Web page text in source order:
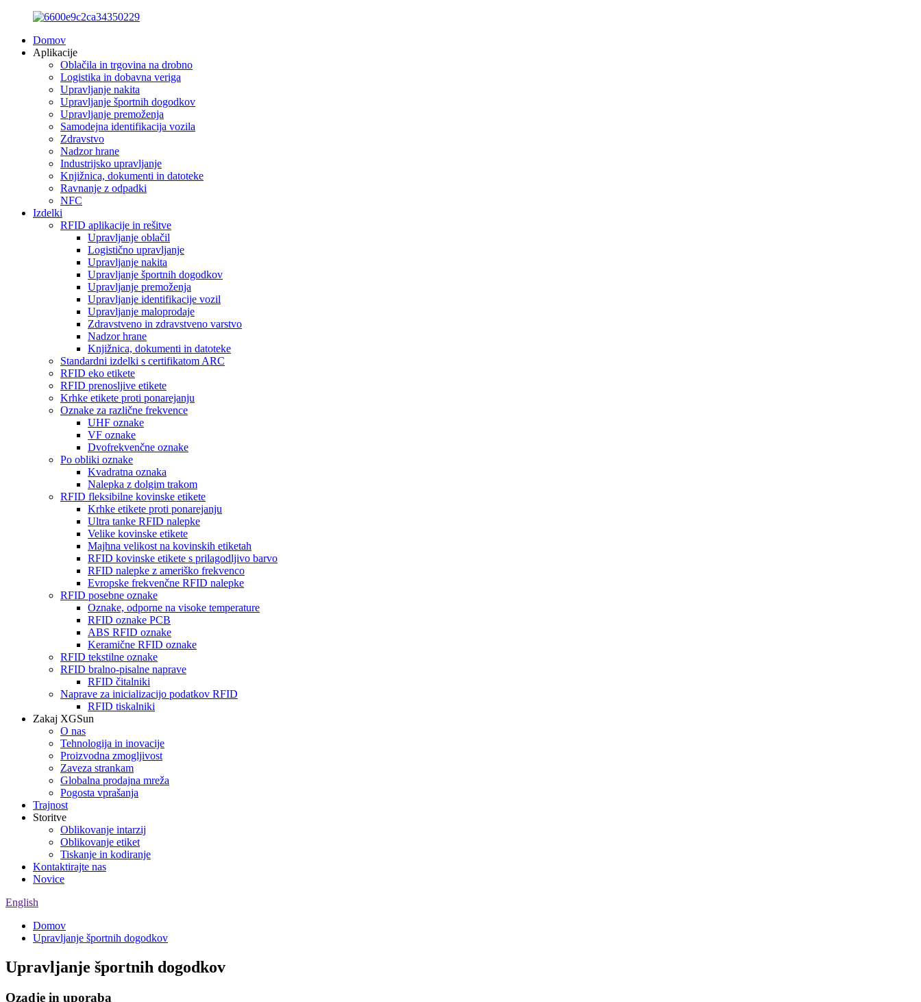
Domov
Aplikacije
Oblačila in trgovina na drobno
Logistika in dobavna veriga
Upravljanje nakita
Upravljanje športnih dogodkov
Upravljanje premoženja
Samodejna identifikacija vozila
Zdravstvo
Nadzor hrane
Industrijsko upravljanje
Knjižnica, dokumenti in datoteke
Ravnanje z odpadki
NFC
Izdelki
RFID aplikacije in rešitve
Upravljanje oblačil
Logistično upravljanje
Upravljanje nakita
Upravljanje športnih dogodkov
Upravljanje premoženja
Upravljanje identifikacije vozil
Upravljanje maloprodaje
Zdravstveno in zdravstveno varstvo
Nadzor hrane
Knjižnica, dokumenti in datoteke
Standardni izdelki s certifikatom ARC
RFID eko etikete
RFID prenosljive etikete
Krhke etikete proti ponarejanju
Oznake za različne frekvence
UHF oznake
VF oznake
Dvofrekvenčne oznake
Po obliki oznake
Kvadratna oznaka
Nalepka z dolgim ​​trakom
RFID fleksibilne kovinske etikete
Krhke etikete proti ponarejanju
Ultra tanke RFID nalepke
Velike kovinske etikete
Majhna velikost na kovinskih etiketah
RFID kovinske etikete s prilagodljivo barvo
RFID nalepke z ameriško frekvenco
Evropske frekvenčne RFID nalepke
RFID posebne oznake
Oznake, odporne na visoke temperature
RFID oznake PCB
ABS RFID oznake
Keramične RFID oznake
RFID tekstilne oznake
RFID bralno-pisalne naprave
RFID čitalniki
Naprave za inicializacijo podatkov RFID
RFID tiskalniki
Zakaj XGSun
O nas
Tehnologija in inovacije
Proizvodna zmogljivost
Zaveza strankam
Globalna prodajna mreža
Pogosta vprašanja
Trajnost
Storitve
Oblikovanje intarzij
Oblikovanje etiket
Tiskanje in kodiranje
Kontaktirajte nas
Novice
English
Domov
Upravljanje športnih dogodkov
Upravljanje športnih dogodkov
Ozadje in uporaba